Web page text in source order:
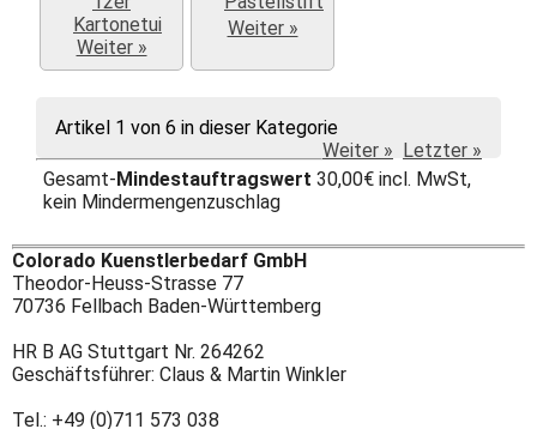
Weiter »
Weiter »
Artikel 1 von 6 in dieser Kategorie
Weiter » Letzter »
Gesamt-Mindestauftragswert 30,00€ incl. MwSt,
kein Mindermengenzuschlag
Colorado Kuenstlerbedarf GmbH
Theodor-Heuss-Strasse 77
70736 Fellbach Baden-Württemberg
HR B AG Stuttgart Nr. 264262
Geschäftsführer: Claus & Martin Winkler
Tel.: +49 (0)711 573 038